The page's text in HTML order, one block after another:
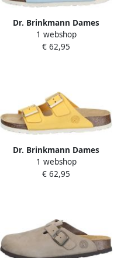
Dr. Brinkmann Dames
muiltjes Bonillo
1 webshop
€ 62,95
Dr. Brinkmann Dames
muiltjes Bonillo
1 webshop
€ 62,95